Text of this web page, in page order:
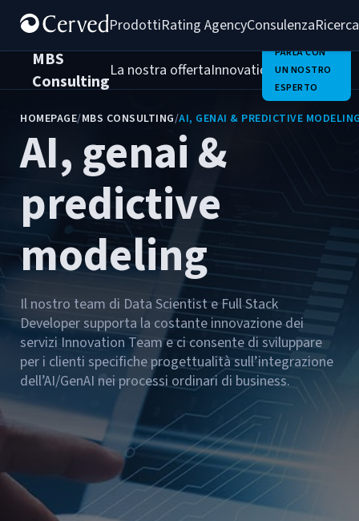
ProdottiRating AgencyConsulenza
MBS
Consulting
La nostra offertaInnovation TeamChi
PARLA CON
UN NOSTRO
ESPERTO
HOMEPAGE/MBS CONSULTING/AI, GENAI & PREDICTIVE
AI, genai &
predictive
modeling
Il nostro team di Data Scientist e Full Stack
Developer supporta la costante innovazione dei
servizi Innovation Team e ci consente di sviluppare
per i clienti specifiche progettualità sull’integrazione
dell’AI/GenAI nei processi ordinari di business.